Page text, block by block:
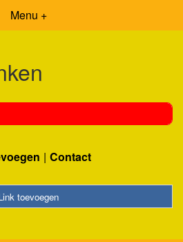
Menu +
Contact
toevoegen